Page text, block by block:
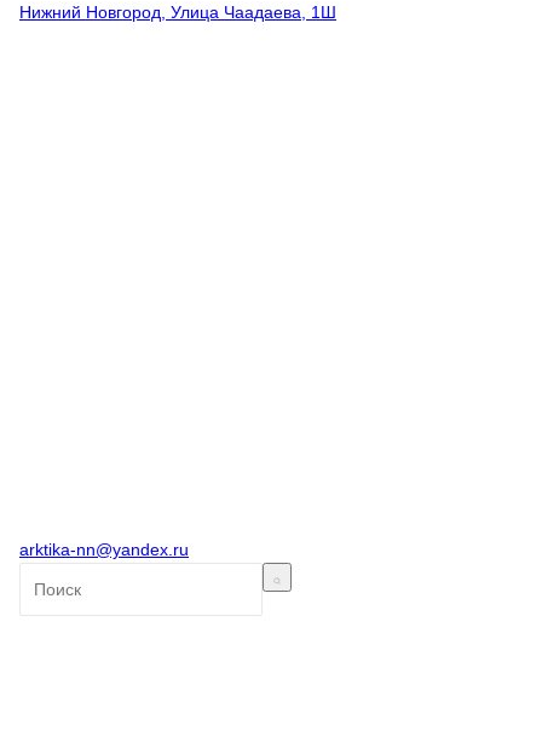
Нижний Новгород, Улица Чаадаева, 1Ш
arktika-nn@yandex.ru